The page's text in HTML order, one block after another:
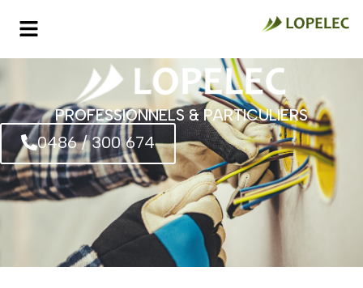
PROFESSIONNELS & PARTICULIERS
0486 / 300 674